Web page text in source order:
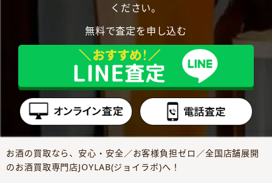
ください。
無料で査定を申し込む
お酒の買取なら、安心・安全／お客様負担ゼロ／全国店舗展開
のお酒買取専門店JOYLAB(ジョイラボ)へ！